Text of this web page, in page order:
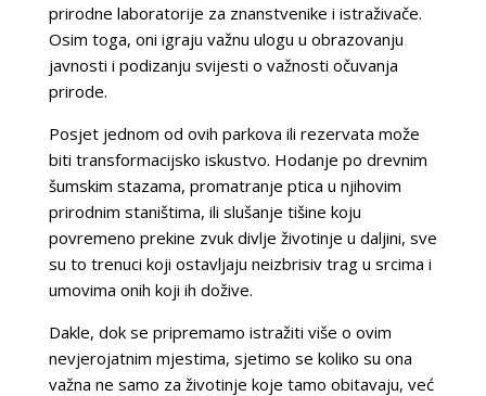
prirodne laboratorije za znanstvenike i istraživače.
Osim toga, oni igraju važnu ulogu u obrazovanju
javnosti i podizanju svijesti o važnosti očuvanja
prirode.
Posjet jednom od ovih parkova ili rezervata može
biti transformacijsko iskustvo. Hodanje po drevnim
šumskim stazama, promatranje ptica u njihovim
prirodnim staništima, ili slušanje tišine koju
povremeno prekine zvuk divlje životinje u daljini, sve
su to trenuci koji ostavljaju neizbrisiv trag u srcima i
umovima onih koji ih dožive.
Dakle, dok se pripremamo istražiti više o ovim
nevjerojatnim mjestima, sjetimo se koliko su ona
važna ne samo za životinje koje tamo obitavaju, već